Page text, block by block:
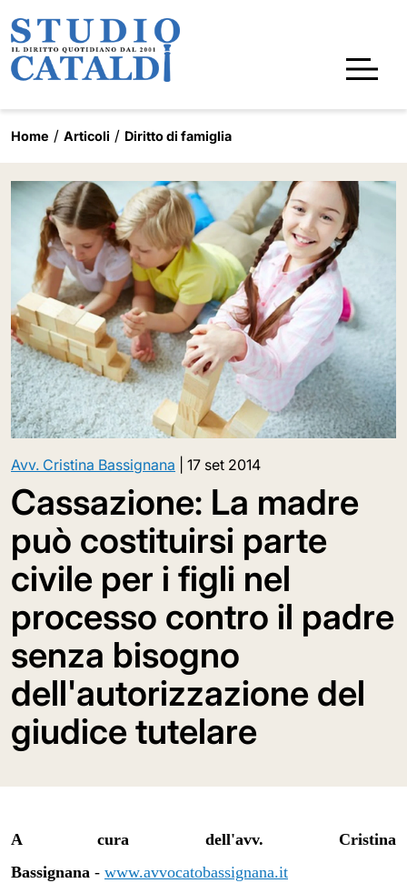
Home Articoli Diritto di famiglia
Avv. Cristina Bassignana 17 set 2014
Cassazione: La madre
può costituirsi parte
civile per i figli nel
processo contro il padre
senza bisogno
dell'autorizzazione del
giudice tutelare
A cura dell'avv. Cristina
Bassignana - www.avvocatobassignana.it